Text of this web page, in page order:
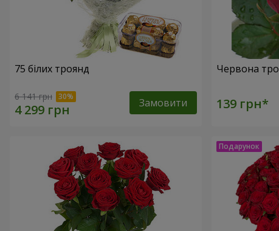
75 білих троянд
6 141 грн Замовити
Червона